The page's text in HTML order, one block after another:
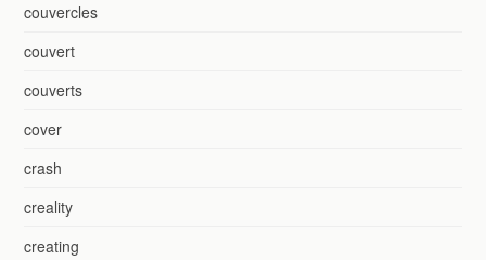
couvercles
couvert
couverts
cover
crash
creality
creating